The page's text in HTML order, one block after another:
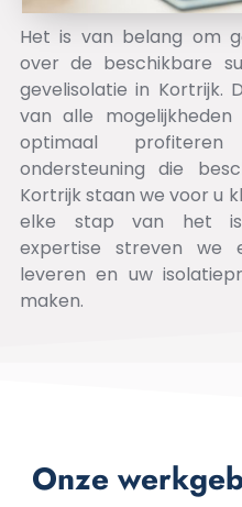
Het is van belang om
over de beschikbare
gevelisolatie in Kortrijk.
van alle
optimaal
ondersteuning die
Kortrijk staan we voor u
elke stap van het
expertise streven we
leveren en uw
maken.
Onze